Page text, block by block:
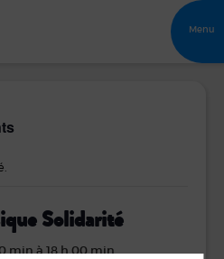
Menu
Solidarité
minà18 h 00 min